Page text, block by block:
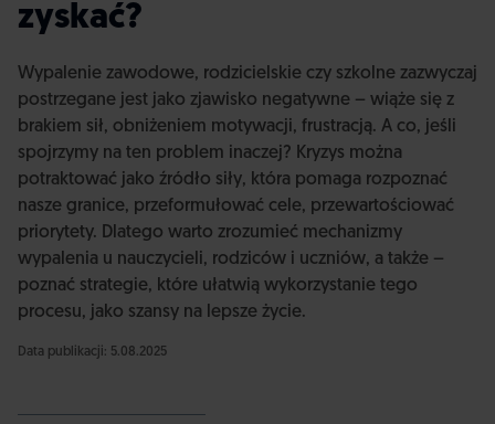
zyskać?
Wypalenie zawodowe, rodzicielskie czy szkolne zazwyczaj
postrzegane jest jako zjawisko negatywne – wiąże się z
brakiem sił, obniżeniem motywacji, frustracją. A co, jeśli
spojrzymy na ten problem inaczej? Kryzys można
potraktować jako źródło siły, która pomaga rozpoznać
nasze granice, przeformułować cele, przewartościować
priorytety. Dlatego warto zrozumieć mechanizmy
wypalenia u nauczycieli, rodziców i uczniów, a także –
poznać strategie, które ułatwią wykorzystanie tego
procesu, jako szansy na lepsze życie.
Data publikacji: 5.08.2025